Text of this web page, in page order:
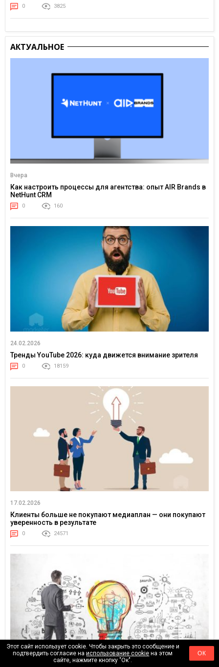
0 3825
АКТУАЛЬНОЕ
Вчера
Как настроить процессы для агентства: опыт AIR Brands в
NetHunt CRM
0 160
24.02.2026
Тренды YouTube 2026: куда движется внимание зрителя
0 18159
17.02.2026
Клиенты больше не покупают медиаплан — они покупают
уверенность в результате
0 24571
Этот сайт использует cookie. Чтобы закрыть это сообщение и
подтвердить согласие наиспользование cookie на этом
сайте, нажмите кнопку "Ок".
ОК